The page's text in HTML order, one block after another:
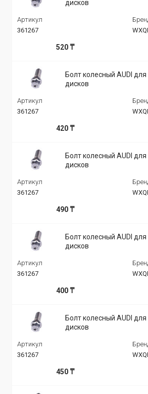
дисков
Артикул
361267
520 ₸
Болт колесный AUDI
дисков
Артикул
361267
420 ₸
Болт колесный AUDI
дисков
Артикул
361267
490 ₸
Болт колесный AUDI
дисков
Артикул
361267
400 ₸
Болт колесный AUDI
дисков
Артикул
361267
450 ₸